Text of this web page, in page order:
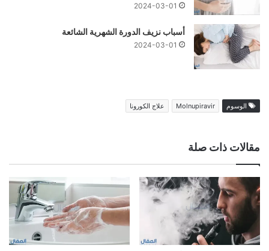
2024-03-01
أسباب نزيف الدورة الشهرية الشائعة
2024-03-01
الوسوم Molnupiravir علاج الكورونا
مقالات ذات صلة